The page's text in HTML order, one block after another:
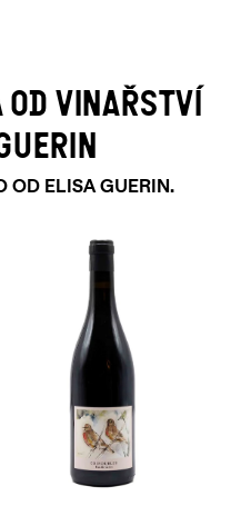
VINAŘSTVÍ
OD ELISA GUERIN.